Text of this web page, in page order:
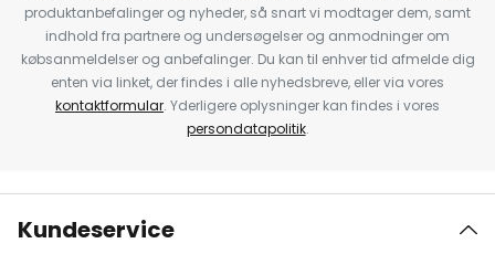
produktanbefalinger og nyheder, så snart vi modtager dem, samt
indhold fra partnere og undersøgelser og anmodninger om
købsanmeldelser og anbefalinger. Du kan til enhver tid afmelde dig
enten via linket, der findes i alle nyhedsbreve, eller via vores
kontaktformular. Yderligere oplysninger kan findes i vores
persondatapolitik.
Kundeservice